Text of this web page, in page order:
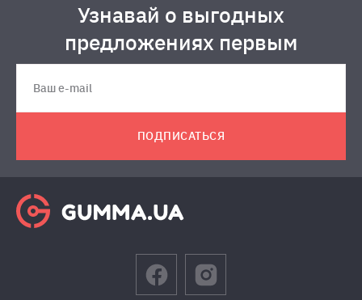
Узнавай о выгодных
предложениях первым
ПОДПИСАТЬСЯ